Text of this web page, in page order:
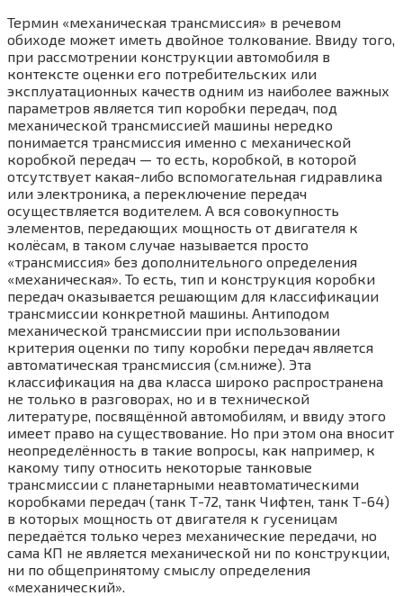
Термин «механическая трансмиссия» в речевом
обиходе может иметь двойное толкование. Ввиду того,
при рассмотрении конструкции автомобиля в
контексте оценки его потребительских или
эксплуатационных качеств одним из наиболее важных
параметров является тип коробки передач, под
механической трансмиссией машины нередко
понимается трансмиссия именно с механической
коробкой передач — то есть, коробкой, в которой
отсутствует какая-либо вспомогательная гидравлика
или электроника, а переключение передач
осуществляется водителем. А вся совокупность
элементов, передающих мощность от двигателя к
колёсам, в таком случае называется просто
«трансмиссия» без дополнительного определения
«механическая». То есть, тип и конструкция коробки
передач оказывается решающим для классификации
трансмиссии конкретной машины. Антиподом
механической трансмиссии при использовании
критерия оценки по типу коробки передач является
автоматическая трансмиссия (см.ниже). Эта
классификация на два класса широко распространена
не только в разговорах, но и в технической
литературе, посвящённой автомобилям, и ввиду этого
имеет право на существование. Но при этом она вносит
неопределённость в такие вопросы, как например, к
какому типу относить некоторые танковые
трансмиссии с планетарными неавтоматическими
коробками передач (танк Т-72, танк Чифтен, танк Т-64)
в которых мощность от двигателя к гусеницам
передаётся только через механические передачи, но
сама КП не является механической ни по конструкции,
ни по общепринятому смыслу определения
«механический».